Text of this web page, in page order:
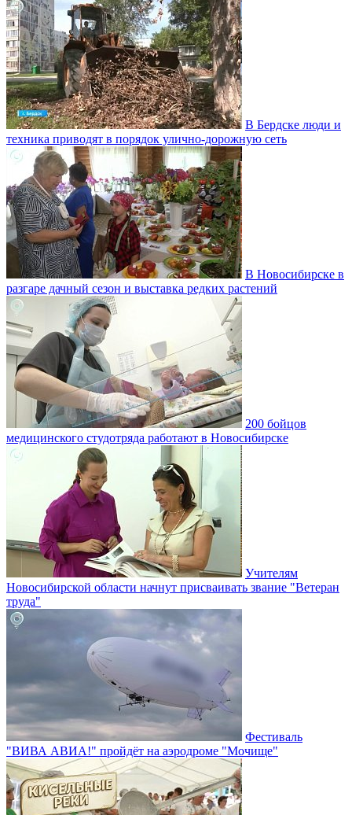
В Бердске люди и
техника приводят в порядок улично‑дорожную сеть
В Новосибирске в
разгаре дачный сезон и выставка редких растений
200 бойцов
медицинского студотряда работают в Новосибирске
Учителям
Новосибирской области начнут присваивать звание "Ветеран
труда"
Фестиваль
"ВИВА АВИА!" пройдёт на аэродроме "Мочище"